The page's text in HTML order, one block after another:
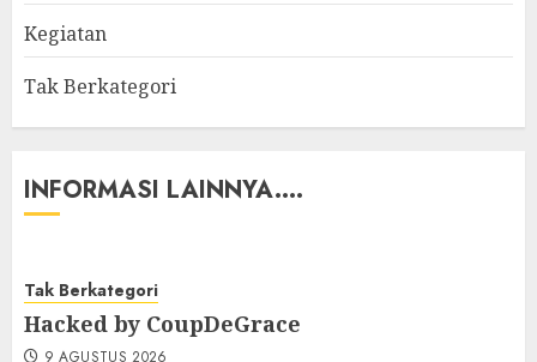
Kegiatan
Tak Berkategori
INFORMASI LAINNYA....
Tak Berkategori
Hacked by CoupDeGrace
9 AGUSTUS 2026